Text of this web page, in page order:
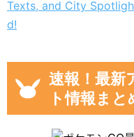
Texts, and City
d!
速報！最新
ト情報まと